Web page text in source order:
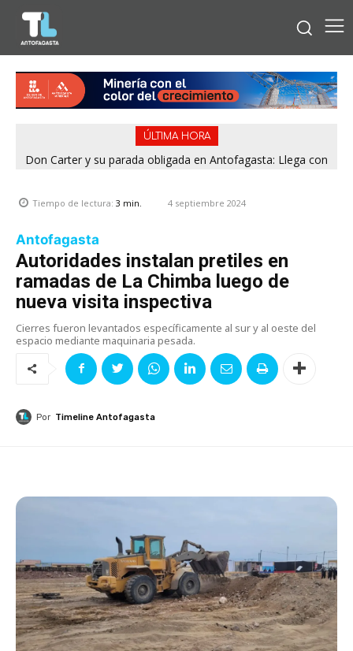
ÚLTIMA HORA
Don Carter y su parada obligada en Antofagasta: Llega con
Tiempo de lectura: 3 min. 4 septiembre 2024
Antofagasta
Autoridades instalan pretiles en
ramadas de La Chimba luego de
nueva visita inspectiva
Cierres fueron levantados específicamente al sur y al oeste del
espacio mediante maquinaria pesada.
Por Timeline Antofagasta